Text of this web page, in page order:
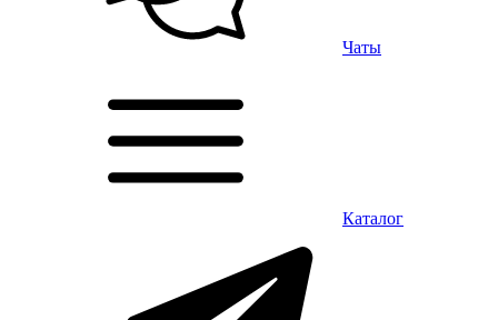
Чаты
Каталог